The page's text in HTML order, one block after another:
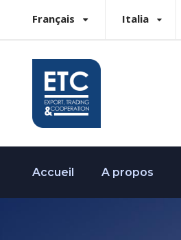
Français Italia
Accueil A propos